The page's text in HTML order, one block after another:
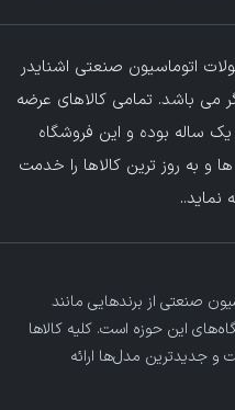
اتوماسیون صنعتی اشنایدر
می باشد. تمامی کالاهای عرضه
یک ساله بوده و این فروشگاه
و به روز ترین کالاها را خدمت
نماید..
صنعتی از برندهایی مانند
این حوزه است. کلیه کالاها
و جدیدترین مدل‌ها ارائه